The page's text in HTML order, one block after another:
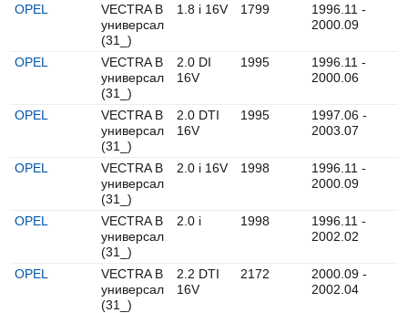
OPEL
VECTRA B
универсал
(31_)
1.8 i 16V 1799
1996.11 -
2000.09
OPEL
VECTRA B
универсал
(31_)
2.0 DI
16V
1995
1996.11 -
2000.06
OPEL
VECTRA B
универсал
(31_)
2.0 DTI
16V
1995
1997.06 -
2003.07
OPEL
VECTRA B
универсал
(31_)
2.0 i 16V 1998
1996.11 -
2000.09
OPEL
VECTRA B
универсал
(31_)
2.0 i 1998
1996.11 -
2002.02
OPEL
VECTRA B
универсал
(31_)
2.2 DTI
16V
2172
2000.09 -
2002.04